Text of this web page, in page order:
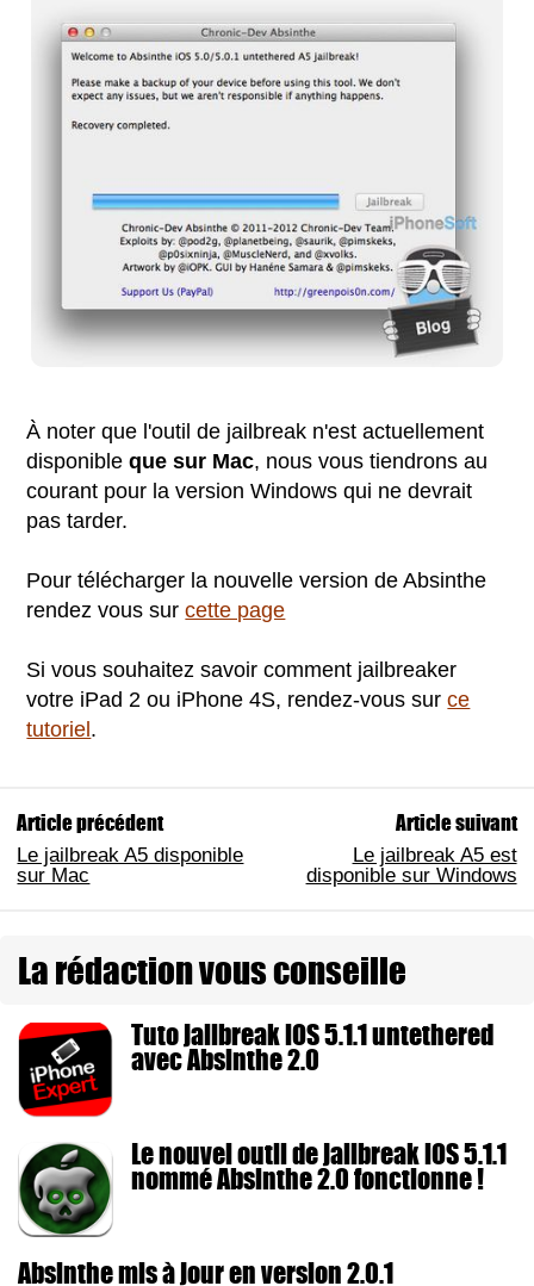
À noter que l'outil de jailbreak n'est actuellement
disponibleque sur Mac, nous vous tiendrons au
courant pour la version Windows qui ne devrait
pas tarder.
Pour télécharger la nouvelle version de Absinthe
rendez vous surcette page
Si vous souhaitez savoir comment jailbreaker
votre iPad 2 ou iPhone 4S, rendez-vous surce
tutoriel.
Article précédent
Le jailbreak A5 disponible
sur Mac
Article suivant
Le jailbreak A5 est
disponible sur Windows
La rédaction vous conseille
Tuto jailbreak iOS 5.1.1 untethered
avec Absinthe 2.0
Le nouvel outil de jailbreak iOS 5.1.1
nommé Absinthe 2.0 fonctionne !
Absinthe mis à jour en version 2.0.1